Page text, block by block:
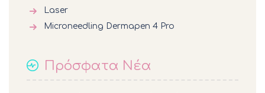
Laser
Microneedling Dermapen 4 Pro
Πρόσφατα Νέα